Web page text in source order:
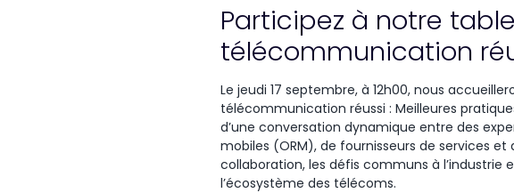
Participez à notre
télécommunication
Le jeudi 17 septembre, à 12h00, nous
télécommunication réussi : Meilleures
d’une conversation dynamique entre des
mobiles (ORM), de fournisseurs de services
collaboration, les défis communs à l’industrie
l’écosystème des télécoms.